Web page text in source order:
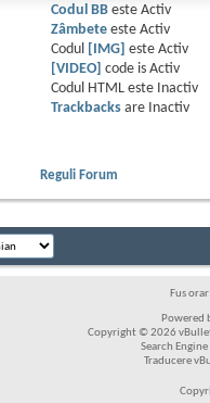
Codul BBeste Activ
Zâmbeteeste Activ
Codul
[IMG] este Activ
[VIDEO]
code is Activ
Codul HTML este
Inactiv
Trackbacksare
Inactiv
Reguli Forum
Fus
Powered
Copyright © 2026
Search
Traducere